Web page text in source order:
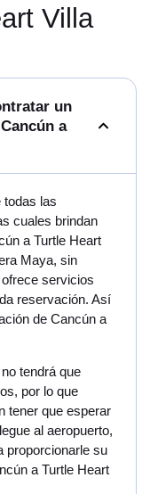
Villa
un
a
todas las
cuales brindan
a Turtle Heart
Maya, sin
servicios
reservación. Así
de Cancún a
tendrá que
por lo que
tener que esperar
al aeropuerto,
proporcionarle su
a Turtle Heart